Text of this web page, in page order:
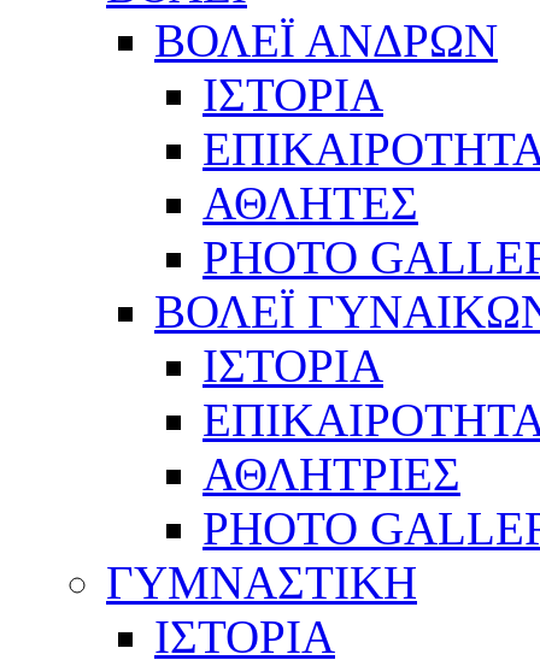
ΒΟΛΕΪ ΑΝΔΡΩΝ
ΙΣΤΟΡΙΑ
ΑΘΛΗΤΕΣ
PHOTO
ΒΟΛΕΪ
ΙΣΤΟΡΙΑ
ΑΘΛΗΤΡΙΕΣ
PHOTO
ΓΥΜΝΑΣΤΙΚΗ
ΙΣΤΟΡΙΑ